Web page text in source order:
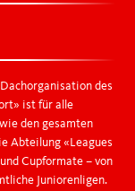
des
ist für alle
den gesamten
Abteilung «Leagues
Cupformate – von
Juniorenligen.